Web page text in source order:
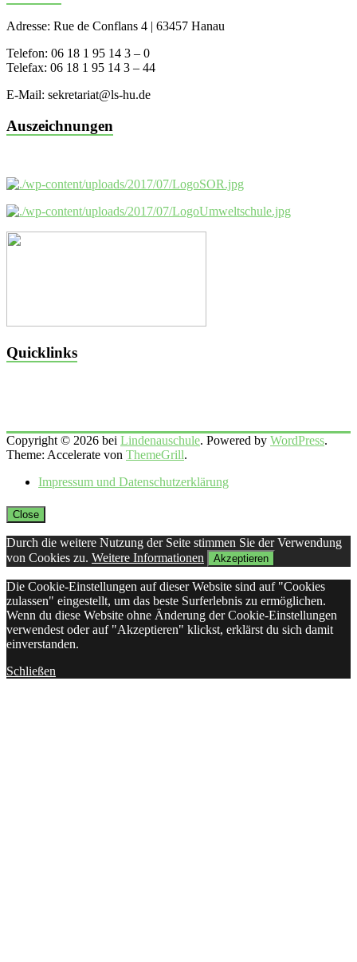
Adresse: Rue de Conflans 4 | 63457 Hanau
Telefon: 06 18 1 95 14 3 – 0
Telefax: 06 18 1 95 14 3 – 44
E-Mail: sekretariat@ls-hu.de
Auszeichnungen
Quicklinks
Copyright © 2026 bei Lindenauschule. Powered by WordPress.
Theme: Accelerate von ThemeGrill.
Impressum und Datenschutzerklärung
Close
Durch die weitere Nutzung der Seite stimmen Sie der Verwendung
von Cookies zu. Weitere Informationen Akzeptieren
Die Cookie-Einstellungen auf dieser Website sind auf "Cookies
zulassen" eingestellt, um das beste Surferlebnis zu ermöglichen.
Wenn du diese Website ohne Änderung der Cookie-Einstellungen
verwendest oder auf "Akzeptieren" klickst, erklärst du sich damit
einverstanden.
Schließen